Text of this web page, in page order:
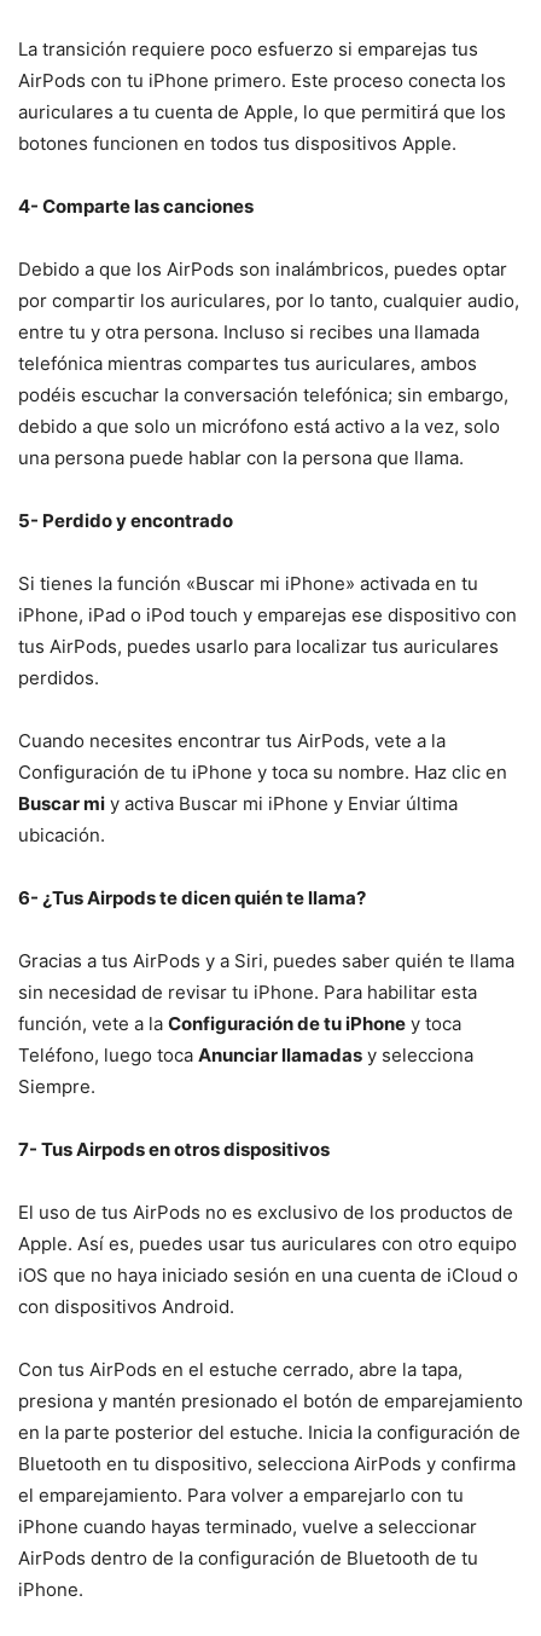
La transición requiere poco esfuerzo si emparejas tus
AirPods con tu iPhone primero. Este proceso conecta los
auriculares a tu cuenta de Apple, lo que permitirá que los
botones funcionen en todos tus dispositivos Apple.
4- Comparte las canciones
Debido a que los AirPods son inalámbricos, puedes optar
por compartir los auriculares, por lo tanto, cualquier audio,
entre tu y otra persona. Incluso si recibes una llamada
telefónica mientras compartes tus auriculares, ambos
podéis escuchar la conversación telefónica; sin embargo,
debido a que solo un micrófono está activo a la vez, solo
una persona puede hablar con la persona que llama.
5- Perdido y encontrado
Si tienes la función «Buscar mi iPhone» activada en tu
iPhone, iPad o iPod touch y emparejas ese dispositivo con
tus AirPods, puedes usarlo para localizar tus auriculares
perdidos.
Cuando necesites encontrar tus AirPods, vete a la
Configuración de tu iPhone y toca su nombre. Haz clic en
Buscar mi y activa Buscar mi iPhone y Enviar última
ubicación.
6- ¿Tus Airpods te dicen quién te llama?
Gracias a tus AirPods y a Siri, puedes saber quién te llama
sin necesidad de revisar tu iPhone. Para habilitar esta
función, vete a la Configuración de tu iPhone y toca
Teléfono, luego toca Anunciar llamadas y selecciona
Siempre.
7- Tus Airpods en otros dispositivos
El uso de tus AirPods no es exclusivo de los productos de
Apple. Así es, puedes usar tus auriculares con otro equipo
iOS que no haya iniciado sesión en una cuenta de iCloud o
con dispositivos Android.
Con tus AirPods en el estuche cerrado, abre la tapa,
presiona y mantén presionado el botón de emparejamiento
en la parte posterior del estuche. Inicia la configuración de
Bluetooth en tu dispositivo, selecciona AirPods y confirma
el emparejamiento. Para volver a emparejarlo con tu
iPhone cuando hayas terminado, vuelve a seleccionar
AirPods dentro de la configuración de Bluetooth de tu
iPhone.